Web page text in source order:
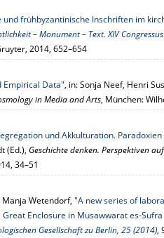
und frühbyzantinische Inschriften im
– Monument – Text. XIV
2014, 652–654
Empirical Data", in: Sonja Neef, Henri
in Media and Arts, München:
und Akkulturation.
(Ed.), Geschichte denken. Perspektiven
34–51
Wetendorf, "A new series of
Great Enclosure in Musawwarat es-
Gesellschaft zu Berlin, 25 (2014),